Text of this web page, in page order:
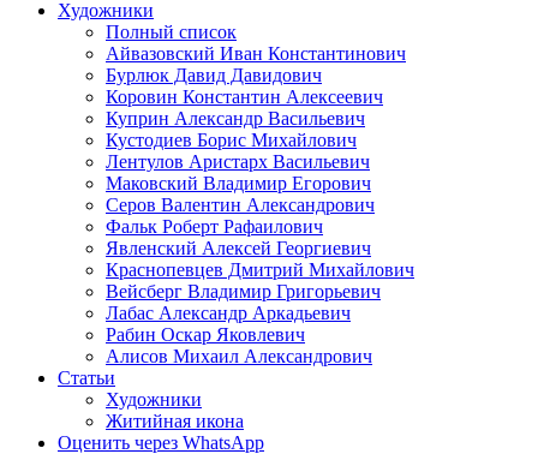
Художники
Полный список
Айвазовский Иван Константинович
Бурлюк Давид Давидович
Коровин Константин Алексеевич
Куприн Александр Васильевич
Кустодиев Борис Михайлович
Лентулов Аристарх Васильевич
Маковский Владимир Егорович
Серов Валентин Александрович
Фальк Роберт Рафаилович
Явленский Алексей Георгиевич
Краснопевцев Дмитрий Михайлович
Вейсберг Владимир Григорьевич
Лабас Александр Аркадьевич
Рабин Оскар Яковлевич
Алисов Михаил Александрович
Статьи
Художники
Житийная икона
Оценить через WhatsApp